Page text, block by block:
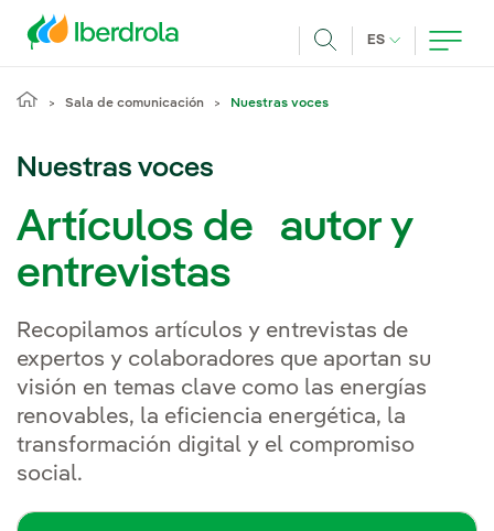
ES IDIOMA
Sala de comunicación Nuestras voces
Nuestras voces
Artículos de autor y
entrevistas
Recopilamos artículos y entrevistas de
expertos y colaboradores que aportan su
visión en temas clave como las energías
renovables, la eficiencia energética, la
transformación digital y el compromiso
social.